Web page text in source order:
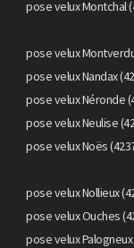
pose velux Montchal
pose velux
pose velux Nandax
pose velux Néronde
pose velux Neulise
pose velux Noës
pose velux Nollieux
pose velux Ouches
pose velux Palogneux